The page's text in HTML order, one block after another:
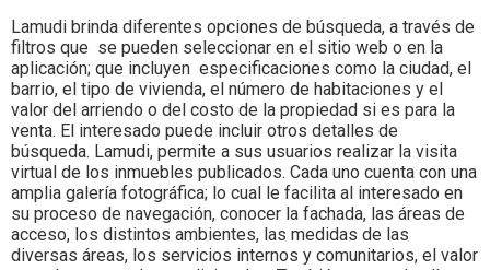
Lamudi brinda diferentes opciones de búsqueda, a través de
filtros que se pueden seleccionar en el sitio web o en la
aplicación; que incluyen especificaciones como la ciudad, el
barrio, el tipo de vivienda, el número de habitaciones y el
valor del arriendo o del costo de la propiedad si es para la
venta. El interesado puede incluir otros detalles de
búsqueda. Lamudi, permite a sus usuarios realizar la visita
virtual de los inmuebles publicados. Cada uno cuenta con una
amplia galería fotográfica; lo cual le facilita al interesado en
su proceso de navegación, conocer la fachada, las áreas de
acceso, los distintos ambientes, las medidas de las
diversas áreas, los servicios internos y comunitarios, el valor